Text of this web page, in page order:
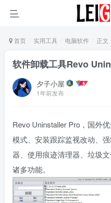
首页 实用工具 电脑软件 正文
软件卸载工具Revo
夕子小屋
1年前发布
Revo Uninstaller Pro，国外
模式、安装跟踪监视改动、
器、使用痕迹清理器、垃圾
诸多功能。